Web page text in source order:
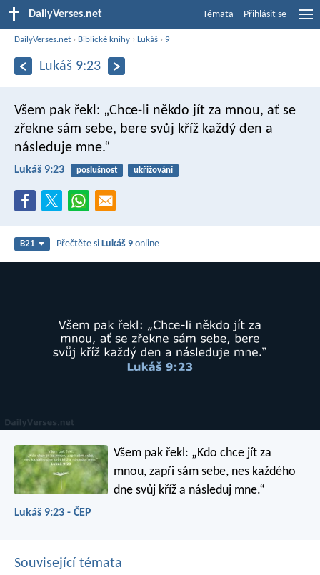
DailyVerses.net Témata Přihlásit se
DailyVerses.net › Biblické knihy ›Lukáš › 9
Lukáš 9:23
Všem pak řekl: „Chce-li někdo jít za mnou, ať se
zřekne sám sebe, bere svůj kříž každý den a
následuje mne.“
Lukáš 9:23 poslušnost ukřižování
B21 Přečtěte siLukáš 9 online
Všem pak řekl: „Kdo chce jít za
mnou, zapři sám sebe, nes každého
dne svůj kříž a následuj mne.“
Lukáš 9:23 - ČEP
Související témata